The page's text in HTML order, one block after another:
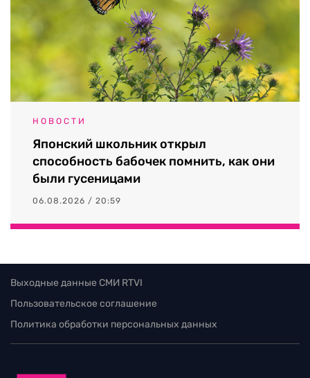
НОВОСТИ
Японский школьник открыл
способность бабочек помнить, как они
были гусеницами
06.08.2026 / 20:59
Выходные данные СМИ RTVI
Пользовательское соглашение
Политика обработки персональных данных